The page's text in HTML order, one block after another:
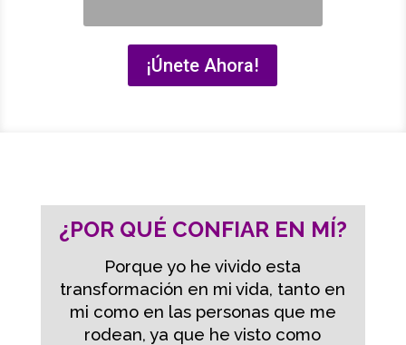
¡Únete Ahora!
¿POR QUÉ CONFIAR EN MÍ?
Porque yo he vivido esta
transformación en mi vida, tanto en
mi como en las personas que me
rodean, ya que he visto como